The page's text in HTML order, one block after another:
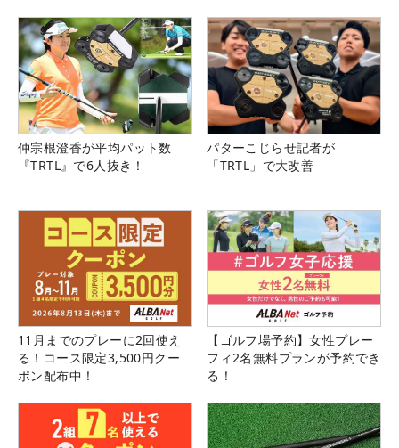
仲宗根澄香が平均パット数
『TRTL』で6人抜き！
パターこじらせ記者が
「TRTL」で大改善
11月までのプレーに2回使え
る！コース限定3,500円クー
ポン配布中！
【ゴルフ場予約】女性プレー
フィ2名無料プランが予約でき
る！